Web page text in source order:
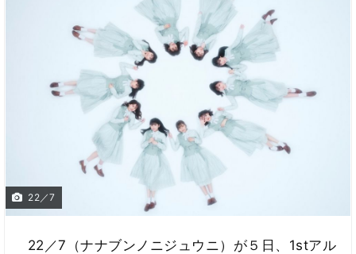
22／7
22／7（ナナブンノニジュウニ）が５日、1stアル